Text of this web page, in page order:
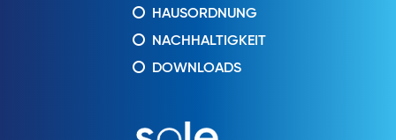
HAUSORDNUNG
NACHHALTIGKEIT
DOWNLOADS